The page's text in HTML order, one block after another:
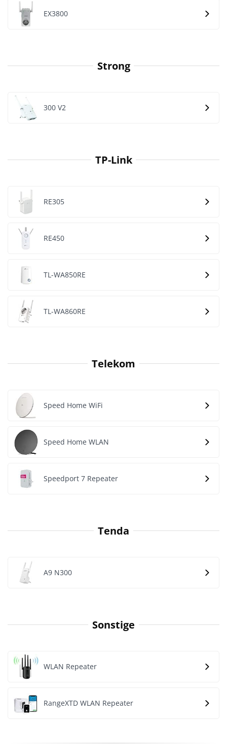
EX3800
Strong
300 V2
TP-Link
RE305
RE450
TL-WA850RE
TL-WA860RE
Telekom
Speed Home WiFi
Speed Home WLAN
Speedport 7 Repeater
Tenda
A9 N300
Sonstige
WLAN Repeater
RangeXTD WLAN Repeater